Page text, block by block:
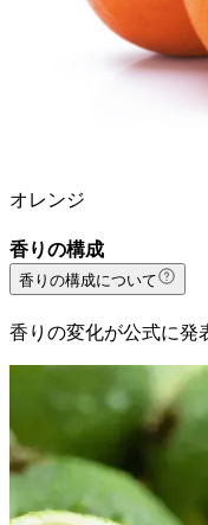
オレンジ
香りの構成
香りの構成について
香りの変化が公式に発